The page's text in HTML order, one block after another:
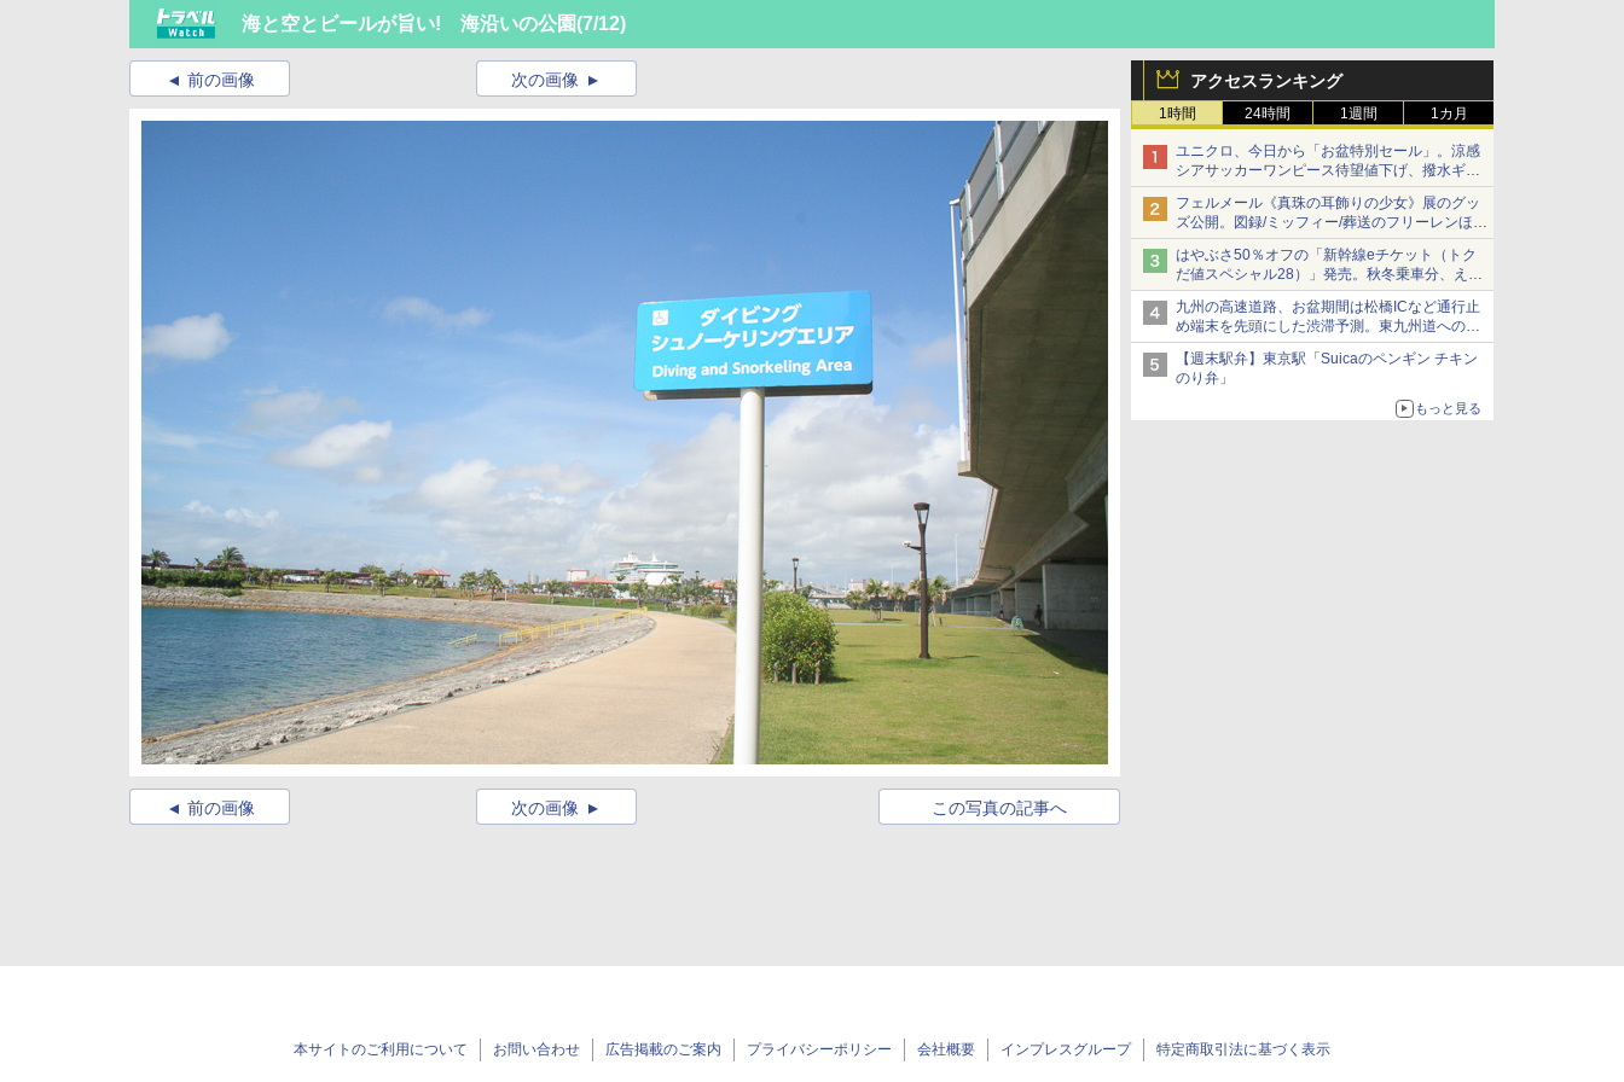
海と空とビールが旨い! 海沿いの公園(7/12)
アクセスランキング
1時間 24時間 1週間 1カ月
ユニクロ、今日から「お盆特別セール」。涼感
シアサッカーワンピース待望値下げ、撥水ギア
ショーツは1990円に
フェルメール《真珠の耳飾りの少女》展のグッ
ズ公開。図録/ミッフィー/葬送のフリーレンほ
か、注目ブランドコラボが実現
はやぶさ50％オフの「新幹線eチケット（トク
だ値スペシャル28）」発売。秋冬乗車分、えき
ねっと限定
九州の高速道路、お盆期間は松橋ICなど通行止
め端末を先頭にした渋滞予測。東九州道への迂
回は料金調整を実施
【週末駅弁】東京駅「Suicaのペンギン チキン
のり弁」
もっと見る
前の画像 次の画像
前の画像 この写真の記事へ
次の画像
本サイトのご利用について お問い合わせ 広告掲載のご案内 プライバシーポリシー 会社概要 インプレスグループ 特定商取引法に基づく表示